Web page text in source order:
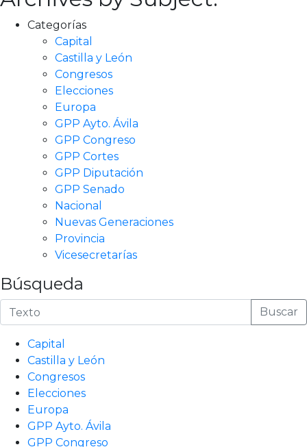
Categorías
Capital
Castilla y León
Congresos
Elecciones
Europa
GPP Ayto. Ávila
GPP Congreso
GPP Cortes
GPP Diputación
GPP Senado
Nacional
Nuevas Generaciones
Provincia
Vicesecretarías
Búsqueda
Buscar
Capital
Castilla y León
Congresos
Elecciones
Europa
GPP Ayto. Ávila
GPP Congreso